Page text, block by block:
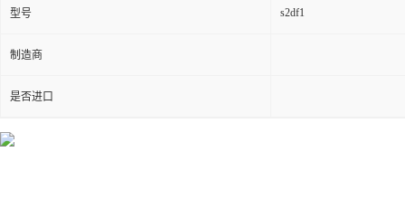
型号 s2df1
制造商
是否进口